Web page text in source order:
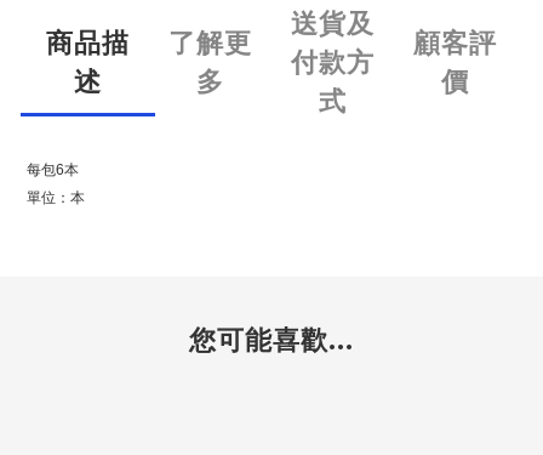
商品描
述
了解更
多
送貨及
付款方
式
顧客評
價
每包6本
單位：本
您可能喜歡...